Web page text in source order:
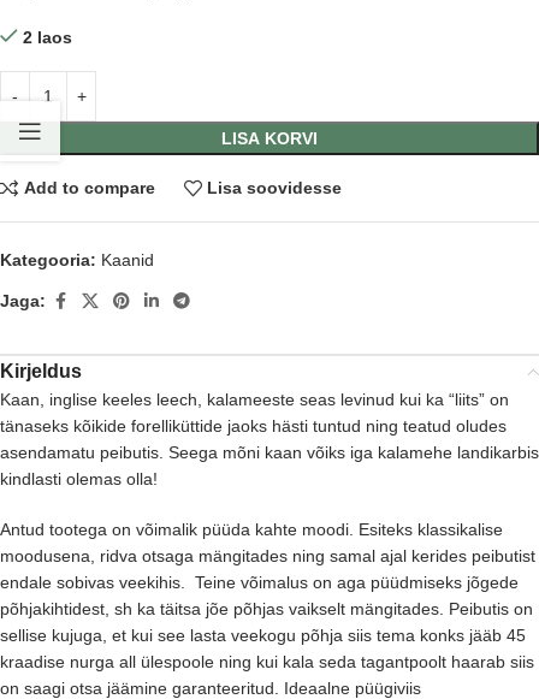
2 laos
LISA KORVI
Add to compare Lisa soovidesse
Kategooria: Kaanid
Jaga:
Kirjeldus
Kaan, inglise keeles leech, kalameeste seas levinud kui ka “liits” on
tänaseks kõikide forelliküttide jaoks hästi tuntud ning teatud oludes
asendamatu peibutis. Seega mõni kaan võiks iga kalamehe landikarbis
kindlasti olemas olla!
Antud tootega on võimalik püüda kahte moodi. Esiteks klassikalise
moodusena, ridva otsaga mängitades ning samal ajal kerides peibutist
endale sobivas veekihis. Teine võimalus on aga püüdmiseks jõgede
põhjakihtidest, sh ka täitsa jõe põhjas vaikselt mängitades. Peibutis on
sellise kujuga, et kui see lasta veekogu põhja siis tema konks jääb 45
kraadise nurga all ülespoole ning kui kala seda tagantpoolt haarab siis
on saagi otsa jäämine garanteeritud. Ideaalne püügiviis